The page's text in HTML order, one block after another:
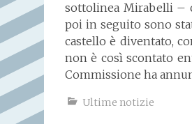
sottolinea Mirabelli –
poi in seguito sono
castello è diventato,
non è così scontato
Commissione ha
Ultime notizie